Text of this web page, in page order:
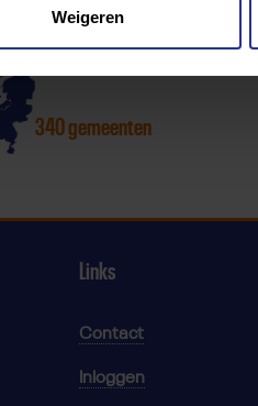
Weigeren
340 gemeenten
Links
Contact
Inloggen